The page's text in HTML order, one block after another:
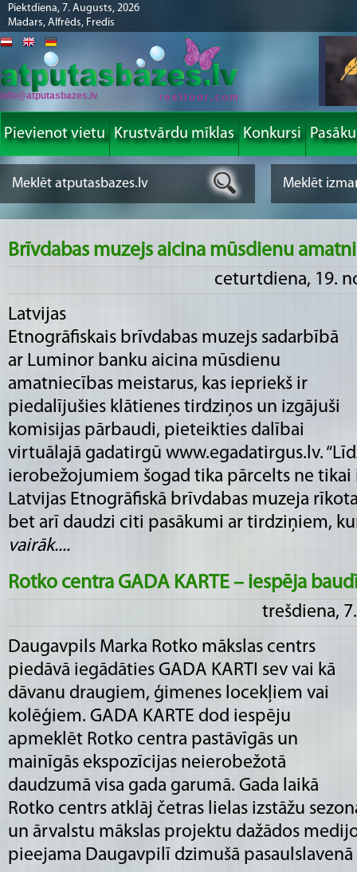
Piektdiena, 7. Augusts, 2026
Madars, Alfrēds, Fredis
info@atputasbazes.lv
Pievienot vietu Krustvārdu mīklas Konkursi
Brīvdabas muzejs aicina mūsdienu
ceturtdiena, 19.
Latvijas
Etnogrāfiskais brīvdabas muzejs sadarbībā
ar Luminor banku aicina mūsdienu
amatniecības meistarus, kas iepriekš ir
piedalījušies klātienes tirdziņos un izgājuši
komisijas pārbaudi, pieteikties dalībai
virtuālajā gadatirgū www.egadatirgus.lv.
ierobežojumiem šogad tika pārcelts ne
Latvijas Etnogrāfiskā brīvdabas muzeja
bet arī daudzi citi pasākumi ar tirdziņiem,
vairāk....
Rotko centra GADA KARTE – iespēja
trešdiena,
Daugavpils Marka Rotko mākslas centrs
piedāvā iegādāties GADA KARTI sev vai kā
dāvanu draugiem, ģimenes locekļiem vai
kolēģiem. GADA KARTE dod iespēju
apmeklēt Rotko centra pastāvīgās un
mainīgās ekspozīcijas neierobežotā
daudzumā visa gada garumā. Gada laikā
Rotko centrs atklāj četras lielas izstāžu
un ārvalstu mākslas projektu dažādos
pieejama Daugavpilī dzimušā